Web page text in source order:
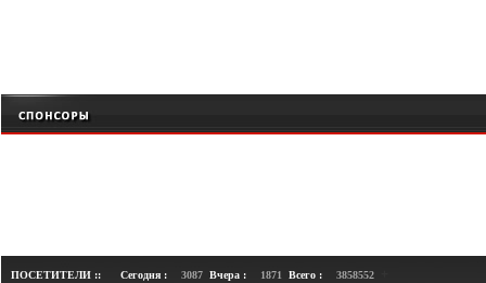
ПОСЕТИТЕЛИ :: Сегодня : 3087 Вчера : 1871 Всего : 3858552